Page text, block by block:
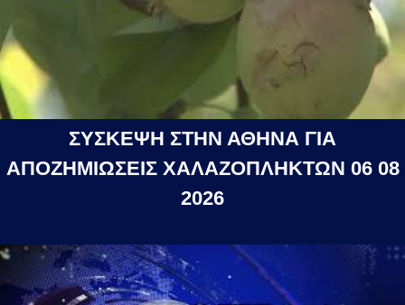
ΣΥΣΚΕΨΗ ΣΤΗΝ ΑΘΗΝΑ ΓΙΑ
ΑΠΟΖΗΜΙΩΣΕΙΣ ΧΑΛΑΖΟΠΛΗΚΤΩΝ 06 08
2026